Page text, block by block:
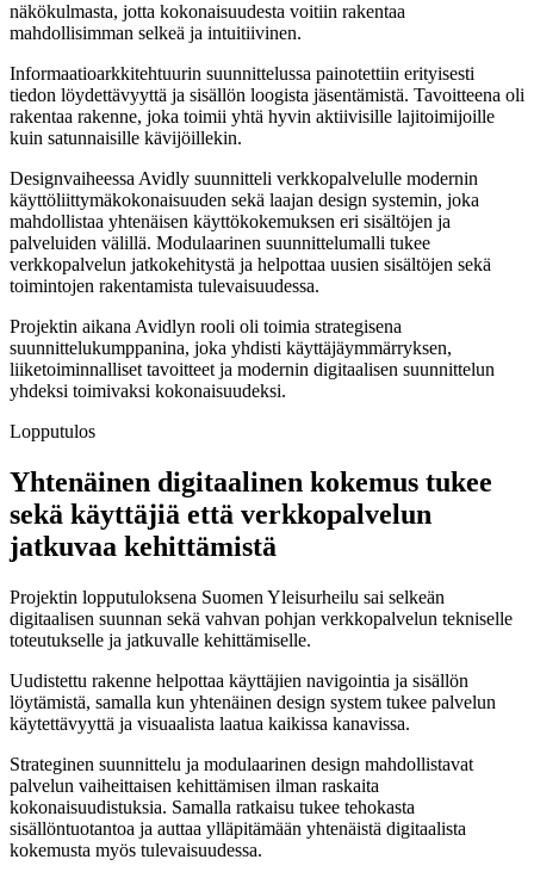
näkökulmasta, jotta kokonaisuudesta voitiin rakentaa
mahdollisimman selkeä ja intuitiivinen.
Informaatioarkkitehtuurin suunnittelussa painotettiin erityisesti
tiedon löydettävyyttä ja sisällön loogista jäsentämistä. Tavoitteena oli
rakentaa rakenne, joka toimii yhtä hyvin aktiivisille lajitoimijoille
kuin satunnaisille kävijöillekin.
Designvaiheessa Avidly suunnitteli verkkopalvelulle modernin
käyttöliittymäkokonaisuuden sekä laajan design systemin, joka
mahdollistaa yhtenäisen käyttökokemuksen eri sisältöjen ja
palveluiden välillä. Modulaarinen suunnittelumalli tukee
verkkopalvelun jatkokehitystä ja helpottaa uusien sisältöjen sekä
toimintojen rakentamista tulevaisuudessa.
Projektin aikana Avidlyn rooli oli toimia strategisena
suunnittelukumppanina, joka yhdisti käyttäjäymmärryksen,
liiketoiminnalliset tavoitteet ja modernin digitaalisen suunnittelun
yhdeksi toimivaksi kokonaisuudeksi.
Lopputulos
Yhtenäinen digitaalinen kokemus tukee
sekä käyttäjiä että verkkopalvelun
jatkuvaa kehittämistä
Projektin lopputuloksena Suomen Yleisurheilu sai selkeän
digitaalisen suunnan sekä vahvan pohjan verkkopalvelun tekniselle
toteutukselle ja jatkuvalle kehittämiselle.
Uudistettu rakenne helpottaa käyttäjien navigointia ja sisällön
löytämistä, samalla kun yhtenäinen design system tukee palvelun
käytettävyyttä ja visuaalista laatua kaikissa kanavissa.
Strateginen suunnittelu ja modulaarinen design mahdollistavat
palvelun vaiheittaisen kehittämisen ilman raskaita
kokonaisuudistuksia. Samalla ratkaisu tukee tehokasta
sisällöntuotantoa ja auttaa ylläpitämään yhtenäistä digitaalista
kokemusta myös tulevaisuudessa.